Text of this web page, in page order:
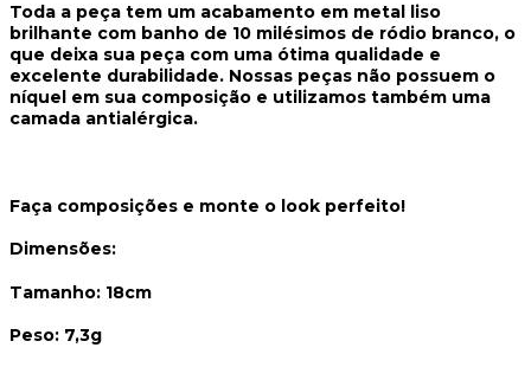
Toda a peça tem um acabamento em metal liso
brilhante com banho de 10 milésimos de ródio branco, o
que deixa sua peça com uma ótima qualidade e
excelente durabilidade. Nossas peças não possuem o
níquel em sua composição e utilizamos também uma
camada antialérgica.
Faça composições e monte o look perfeito!
Dimensões:
Tamanho: 18cm
Peso: 7,3g